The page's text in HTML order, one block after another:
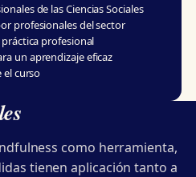
de las Ciencias Sociales
profesionales del sector
profesional
un aprendizaje eficaz
curso
como herramienta,
tienen aplicación tanto a